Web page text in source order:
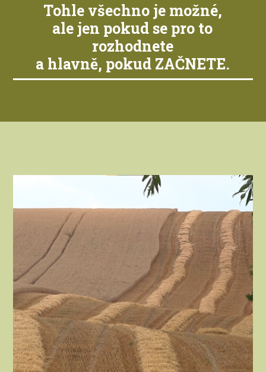
Tohle všechno je možné,
ale jen pokud se pro to
rozhodnete
a hlavně, pokud ZAČNETE.